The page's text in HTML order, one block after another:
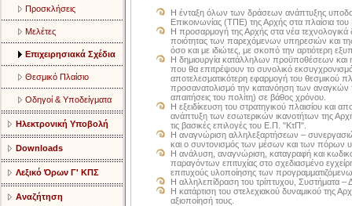
Προσκλήσεις
Μελέτες
Επιχειρησιακά Σχέδια
Θεσμικό Πλαίσιο
Οδηγοί & Υποδείγματα
Ηλεκτρονική Υποβολή
Downloads
Λεξικό Όρων Γ' ΚΠΣ
Αναζήτηση
Η ένταξη όλων των δράσεων ανάπτυξης
Επικοινωνίας (ΤΠΕ) της Αρχής στα πλαίσια
Η προσαρμογή της Αρχής στα νέα τεχνολογικά
ποιότητας των παρεχόμενων υπηρεσιών και
όσο και με ιδιώτες, με σκοπό την αρτιότερη
Η δημιουργία κατάλληλων προϋποθέσεων
που θα επιτρέψουν το συνολικό
αποτελεσματικότερη εφαρμογή του θεσμικού
προσανατολισμό την κατανόηση των αναγκών
απαιτήσεις του πολίτη) σε βάθος χρόνου.
Η εξειδίκευση του στρατηγικού πλαισίου και
ανάπτυξη των εσωτερικών ικανοτήτων της
τις βασικές επιλογές του Ε.Π. "ΚτΠ".
Η αναγνώριση αλληλεξαρτήσεων –
και ο συντονισμός των μέσων και των πόρων
Η ανάλυση, αναγνώριση, καταγραφή και
παραγόντων επιτυχίας στο σχεδιασμένο
επιτυχούς υλοποίησης των
Η αλληλεπίδραση του τρίπτυχου, Συστήματα –
Η κατάρτιση του στελεχιακού δυναμικού της
αξιοποίησή τους.